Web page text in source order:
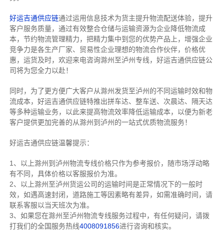
好运吉通供应链通过运用信息技术为货主提升物流配送体验，提升
客户服务质量，通过有效整合仓储与运输资源为企业降低物流成
本，节约物流管理精力，把精力集中到您的优势产品上，增强企业
竞争力是各生产厂家、贸易性企业理想的物流合作伙伴，价格优
惠，运货及时，欢迎来电咨询滁州至泸州专线，好运吉通供应链公
司将为您全力以赴！
同时，为了更方便广大客户从滁州发货至泸州的不同运输时效和物
流成本，好运吉通供应链特推出拼车达、整车送、次晨达、隔天达
等多种运输业务，以此来提高物流效率降低运输成本，以便为新老
客户提供更加完善的从滁州到泸州的一站式优质物流服务！
好运吉通供应链温馨提示：
1、以上滁州到泸州物流专线价格只作为参考报价，随市场浮动略
有不同，具体价格以客服报价为准。
2、以上滁州 至泸州货运公司的运输时间是正常情况下的一般时
效，如遇高速封闭，道路施工等因素略有差异，如需准确时间，请
联系客服以当天班次为准。
3、如果您在滁州 至泸州物流专线服务过程中，有任何疑问，请拨
打我们的全国服务热线4008091856进行咨询和核实。